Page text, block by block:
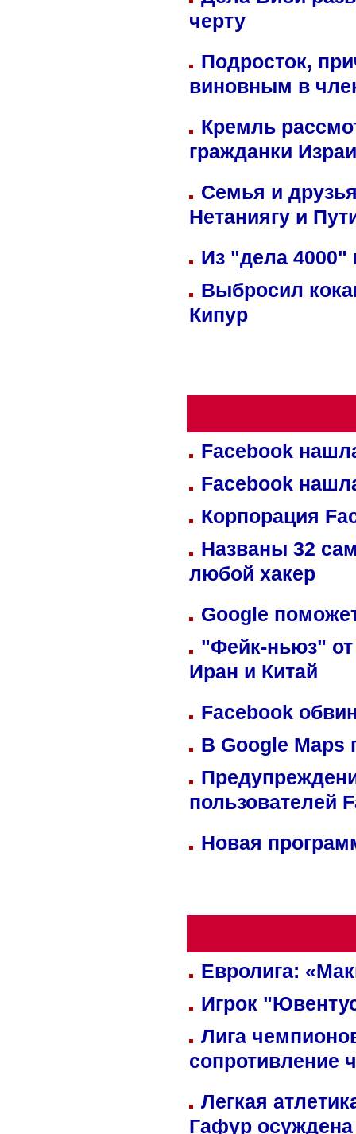
черту
Подросток,
виновным в
Кремль
гражданки
Семья и
Нетаниягу и
Из "дела 4000"
Выбросил
Кипур
Facebook
Facebook
Корпорация
Названы 32
любой хакер
Google
"Фейк-ньюз" от
Иран и Китай
Facebook
В Google Maps
пользователей
Новая
Евролига:
Игрок
Лига
сопротивление
Легкая